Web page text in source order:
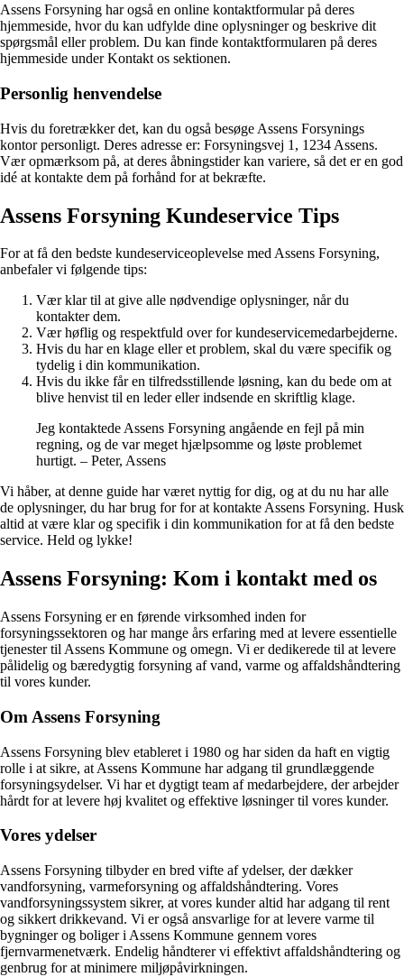
Assens Forsyning har også en online kontaktformular på deres
hjemmeside, hvor du kan udfylde dine oplysninger og beskrive dit
spørgsmål eller problem. Du kan finde kontaktformularen på deres
hjemmeside under Kontakt os sektionen.
Personlig henvendelse
Hvis du foretrækker det, kan du også besøge Assens Forsynings
kontor personligt. Deres adresse er: Forsyningsvej 1, 1234 Assens.
Vær opmærksom på, at deres åbningstider kan variere, så det er en god
idé at kontakte dem på forhånd for at bekræfte.
Assens Forsyning Kundeservice Tips
For at få den bedste kundeserviceoplevelse med Assens Forsyning,
anbefaler vi følgende tips:
Vær klar til at give alle nødvendige oplysninger, når du
kontakter dem.
Vær høflig og respektfuld over for kundeservicemedarbejderne.
Hvis du har en klage eller et problem, skal du være specifik og
tydelig i din kommunikation.
Hvis du ikke får en tilfredsstillende løsning, kan du bede om at
blive henvist til en leder eller indsende en skriftlig klage.
Jeg kontaktede Assens Forsyning angående en fejl på min
regning, og de var meget hjælpsomme og løste problemet
hurtigt. – Peter, Assens
Vi håber, at denne guide har været nyttig for dig, og at du nu har alle
de oplysninger, du har brug for for at kontakte Assens Forsyning. Husk
altid at være klar og specifik i din kommunikation for at få den bedste
service. Held og lykke!
Assens Forsyning: Kom i kontakt med os
Assens Forsyning er en førende virksomhed inden for
forsyningssektoren og har mange års erfaring med at levere essentielle
tjenester til Assens Kommune og omegn. Vi er dedikerede til at levere
pålidelig og bæredygtig forsyning af vand, varme og affaldshåndtering
til vores kunder.
Om Assens Forsyning
Assens Forsyning blev etableret i 1980 og har siden da haft en vigtig
rolle i at sikre, at Assens Kommune har adgang til grundlæggende
forsyningsydelser. Vi har et dygtigt team af medarbejdere, der arbejder
hårdt for at levere høj kvalitet og effektive løsninger til vores kunder.
Vores ydelser
Assens Forsyning tilbyder en bred vifte af ydelser, der dækker
vandforsyning, varmeforsyning og affaldshåndtering. Vores
vandforsyningssystem sikrer, at vores kunder altid har adgang til rent
og sikkert drikkevand. Vi er også ansvarlige for at levere varme til
bygninger og boliger i Assens Kommune gennem vores
fjernvarmenetværk. Endelig håndterer vi effektivt affaldshåndtering og
genbrug for at minimere miljøpåvirkningen.